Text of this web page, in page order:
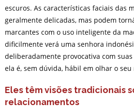
escuros. As características faciais das
geralmente delicadas, mas podem
marcantes com o uso inteligente da
dificilmente verá uma senhora
deliberadamente provocativa com
ela é, sem dúvida, hábil em olhar o seu
Eles têm visões tradicionais
relacionamentos